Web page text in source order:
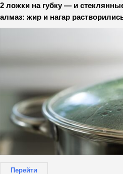
2 ложки на губку — и
алмаз: жир и нагар
Перейти